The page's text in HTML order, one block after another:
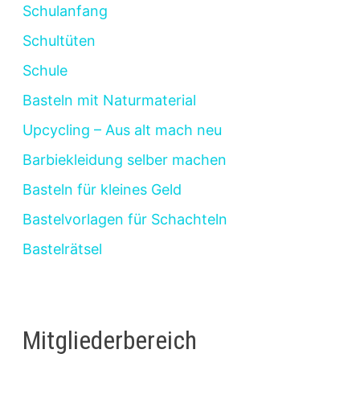
Schulanfang
Schultüten
Schule
Basteln mit Naturmaterial
Upcycling – Aus alt mach neu
Barbiekleidung selber machen
Basteln für kleines Geld
Bastelvorlagen für Schachteln
Bastelrätsel
Mitgliederbereich